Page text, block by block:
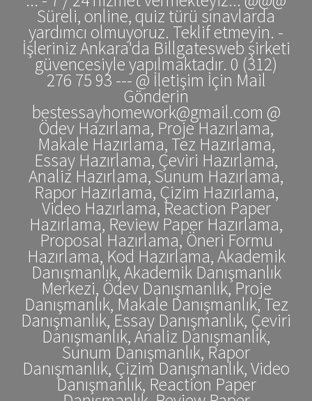
Süreli, online, quiz türü sınavlarda
yardımcı olmuyoruz. Teklif etmeyin. -
İşleriniz Ankara'da Billgatesweb şirketi
güvencesiyle yapılmaktadır. 0 (312)
276 75 93 --- @ İletişim İçin Mail
Gönderin
bestessayhomework@gmail.com @
Ödev Hazırlama, Proje Hazırlama,
Makale Hazırlama, Tez Hazırlama,
Essay Hazırlama, Çeviri Hazırlama,
Analiz Hazırlama, Sunum Hazırlama,
Rapor Hazırlama, Çizim Hazırlama,
Video Hazırlama, Reaction Paper
Hazırlama, Review Paper Hazırlama,
Proposal Hazırlama, Öneri Formu
Hazırlama, Kod Hazırlama, Akademik
Danışmanlık, Akademik Danışmanlık
Merkezi, Ödev Danışmanlık, Proje
Danışmanlık, Makale Danışmanlık, Tez
Danışmanlık, Essay Danışmanlık, Çeviri
Danışmanlık, Analiz Danışmanlık,
Sunum Danışmanlık, Rapor
Danışmanlık, Çizim Danışmanlık, Video
Danışmanlık, Reaction Paper